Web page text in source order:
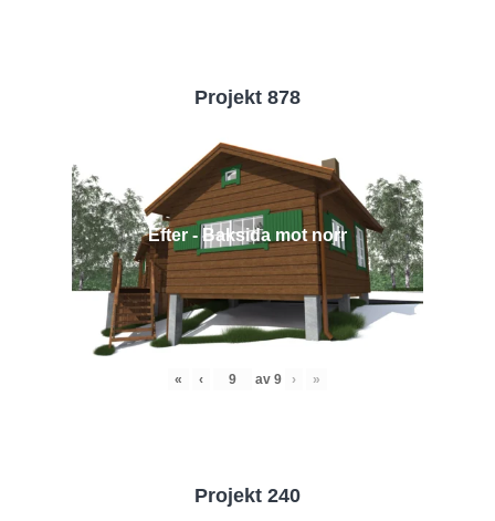
Projekt 878
Efter - Baksida mot norr
« ‹ av 9 › »
Projekt 240